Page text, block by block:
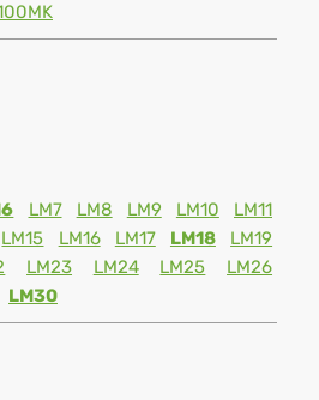
LM7 LM8 LM9 LM10
LM11
LM15 LM16 LM17 LM18
LM19
LM23 LM24 LM25
LM26
LM30